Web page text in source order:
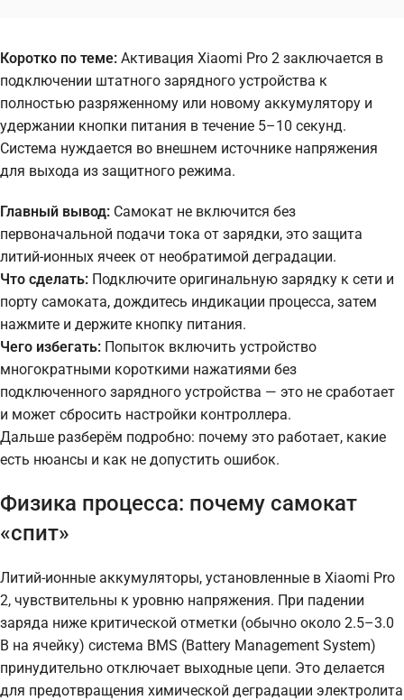
Коротко по теме: Активация Xiaomi Pro 2 заключается в
подключении штатного зарядного устройства к
полностью разряженному или новому аккумулятору и
удержании кнопки питания в течение 5–10 секунд.
Система нуждается во внешнем источнике напряжения
для выхода из защитного режима.
Главный вывод: Самокат не включится без
первоначальной подачи тока от зарядки, это защита
литий-ионных ячеек от необратимой деградации.
Что сделать: Подключите оригинальную зарядку к сети и
порту самоката, дождитесь индикации процесса, затем
нажмите и держите кнопку питания.
Чего избегать: Попыток включить устройство
многократными короткими нажатиями без
подключенного зарядного устройства — это не сработает
и может сбросить настройки контроллера.
Дальше разберём подробно: почему это работает, какие
есть нюансы и как не допустить ошибок.
Физика процесса: почему самокат
«спит»
Литий-ионные аккумуляторы, установленные в Xiaomi Pro
2, чувствительны к уровню напряжения. При падении
заряда ниже критической отметки (обычно около 2.5–3.0
В на ячейку) система BMS (Battery Management System)
принудительно отключает выходные цепи. Это делается
для предотвращения химической деградации электролита